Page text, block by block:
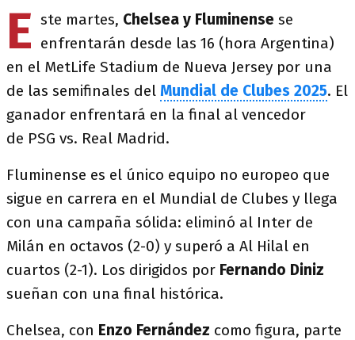
E ste martes, Chelsea y Fluminense se
enfrentarán desde las 16 (hora Argentina)
en el MetLife Stadium de Nueva Jersey por una
de las semifinales del Mundial de Clubes 2025. El
ganador enfrentará en la final al vencedor
de PSG vs. Real Madrid.
Fluminense es el único equipo no europeo que
sigue en carrera en el Mundial de Clubes y llega
con una campaña sólida: eliminó al Inter de
Milán en octavos (2-0) y superó a Al Hilal en
cuartos (2-1). Los dirigidos por Fernando Diniz
sueñan con una final histórica.
Chelsea, con Enzo Fernández como figura, parte